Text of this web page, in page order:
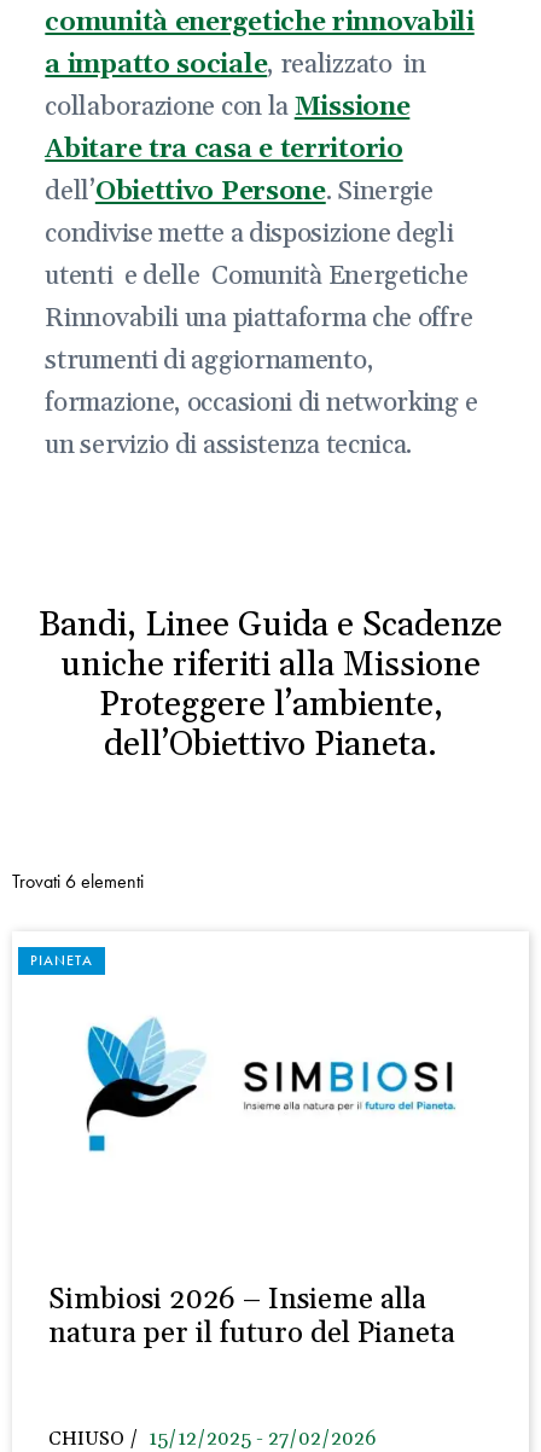
comunità energetiche rinnovabili
a impatto sociale, realizzato in
collaborazione con laMissione
Abitare tra casa e territorio
dell’Obiettivo Persone. Sinergie
condivise mette a disposizione degli
utenti e delle Comunità Energetiche
Rinnovabili una piattaforma che offre
strumenti di aggiornamento,
formazione, occasioni di networking e
un servizio di assistenza tecnica.
Bandi, Linee Guida e Scadenze
uniche riferiti alla Missione
Proteggere l’ambiente,
dell’Obiettivo Pianeta.
Trovati 6 elementi
PIANETA
Simbiosi 2026 – Insieme alla
natura per il futuro del Pianeta
CHIUSO 15/12/2025 - 27/02/2026